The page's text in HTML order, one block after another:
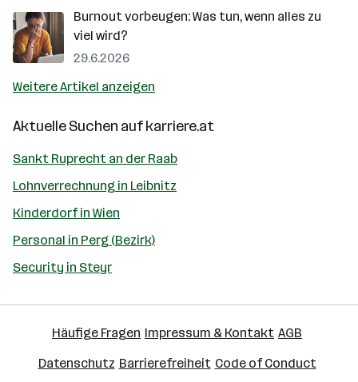
Burnout vorbeugen: Was tun, wenn alles zu
viel wird?
29.6.2026
Weitere Artikel anzeigen
Aktuelle Suchen aufkarriere.at
Sankt Ruprecht an der Raab
Lohnverrechnung in Leibnitz
Kinderdorf in Wien
Personal in Perg (Bezirk)
Security in Steyr
Häufige Fragen Impressum & Kontakt AGB
Datenschutz Barrierefreiheit Code of Conduct